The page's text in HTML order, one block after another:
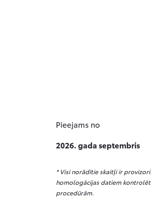
Pieejams no
2026. gada septembris
* Visi norādītie skaitļi ir
homologācijas datiem
procedūrām.